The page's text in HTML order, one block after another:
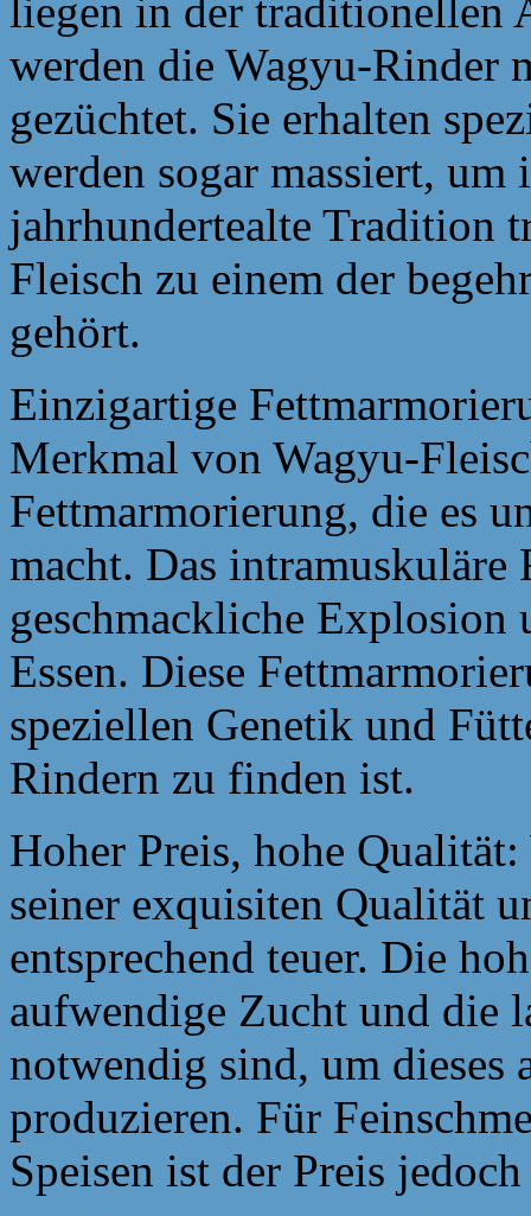
liegen in der traditionellen
werden die Wagyu-Rinder
gezüchtet. Sie erhalten
werden sogar massiert,
jahrhundertealte Tradition
Fleisch zu einem der
gehört.
Einzigartige
Merkmal von Wagyu-
Fettmarmorierung, die es
macht. Das intramuskuläre
geschmackliche Explosion
Essen. Diese
speziellen Genetik und
Rindern zu finden ist.
Hoher Preis, hohe
seiner exquisiten Qualität
entsprechend teuer. Die
aufwendige Zucht und die
notwendig sind, um dieses
produzieren. Für
Speisen ist der Preis